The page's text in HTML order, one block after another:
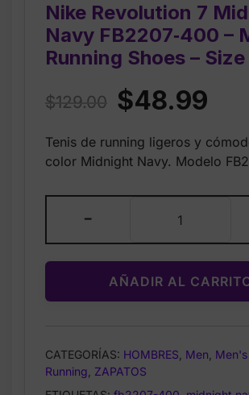
Nike Revolution 7
Navy FB2207‑400 –
Running Shoes –
$129.00 Original
was:
$48.99
is:
Tenis de running ligeros y
color Midnight Navy. Modelo
-
Revolution
7
Midnight
Navy
Running
AÑADIR AL
CATEGORÍAS: HOMBRES Men
Running ZAPATOS